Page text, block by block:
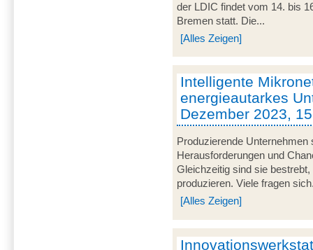
der LDIC findet vom 14. bis
Bremen statt. Die...
[Alles Zeigen]
Intelligente
energieautarkes
Dezember 2023,
Produzierende
Herausforderungen und
Gleichzeitig sind sie
produzieren. Viele fragen
[Alles Zeigen]